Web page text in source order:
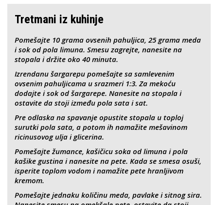
Tretmani iz kuhinje
Pomešajte 10 grama ovsenih pahuljica, 25 grama meda
i sok od pola limuna. Smesu zagrejte, nanesite na
stopala i držite oko 40 minuta.
Izrendanu šargarepu pomešajte sa samlevenim
ovsenim pahuljicama u srazmeri 1:3. Za mekoću
dodajte i sok od šargarepe. Nanesite na stopala i
ostavite da stoji između pola sata i sat.
Pre odlaska na spavanje opustite stopala u toploj
surutki pola sata, a potom ih namažite mešavinom
ricinusovog ulja i glicerina.
Pomešajte žumance, kašičicu soka od limuna i pola
kašike gustina i nanesite na pete. Kada se smesa osuši,
isperite toplom vodom i namažite pete hranljivom
kremom.
Pomešajte jednaku količinu meda, pavlake i sitnog sira.